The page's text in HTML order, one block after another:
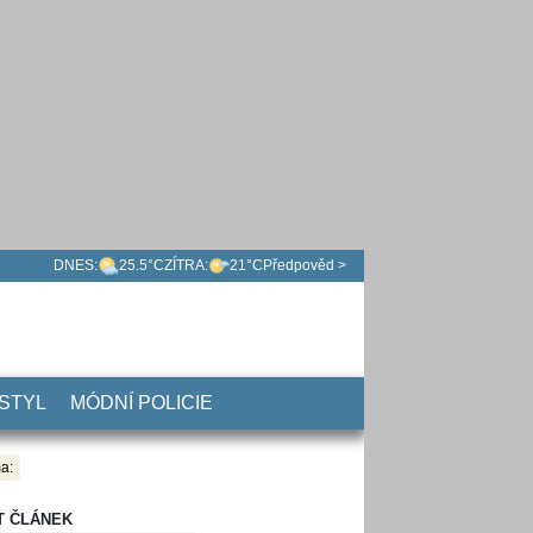
DNES: 25.5°CZÍTRA: 21°C Předpověd >
MÓDNÍ POLICIE
ČLÁNEK